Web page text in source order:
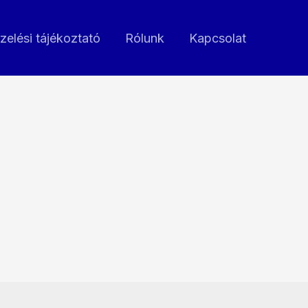
tájékoztató Rólunk Kapcsolat